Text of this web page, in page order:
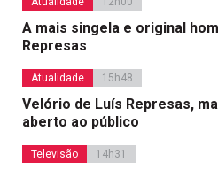
A mais singela e original
Represas
Atualidade 15h48
Velório de Luís Represas,
aberto ao público
Televisão 14h31